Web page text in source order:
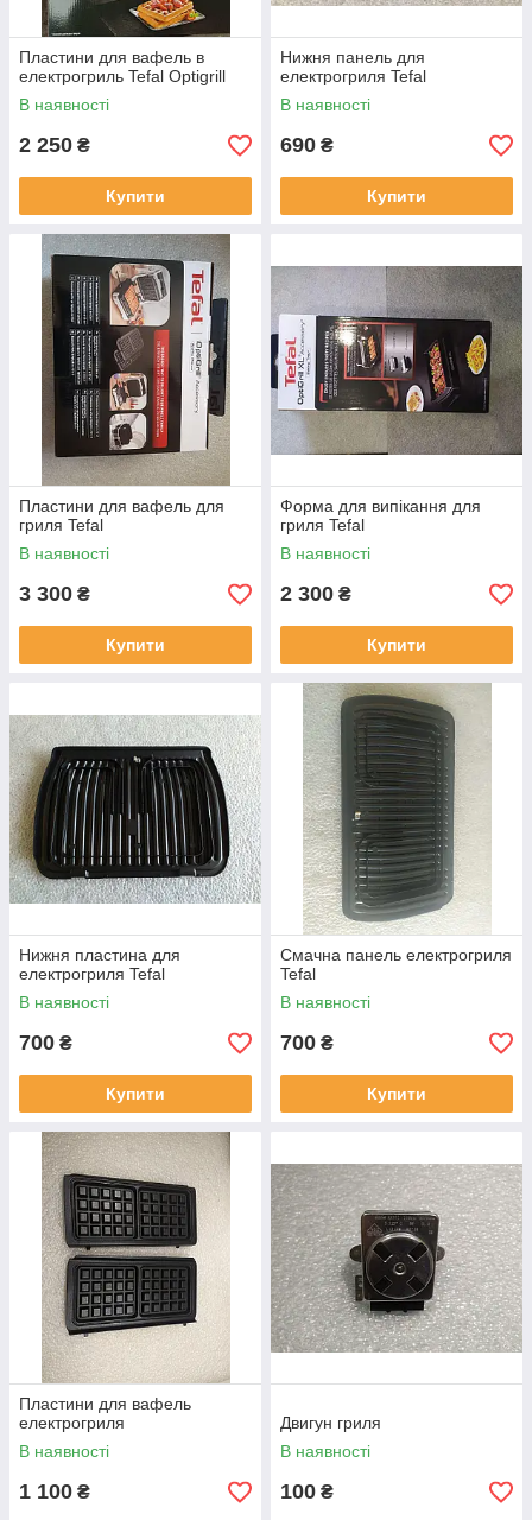
Пластини для вафель в
електрогриль Tefal Optigrill
В наявності
2 250 ₴
Купити
Нижня панель для
електрогриля Tefal
В наявності
690 ₴
Купити
Пластини для вафель для
гриля Tefal
В наявності
3 300 ₴
Купити
Форма для випікання для
гриля Tefal
В наявності
2 300 ₴
Купити
Нижня пластина для
електрогриля Tefal
В наявності
700 ₴
Купити
Смачна панель електрогриля
Tefal
В наявності
700 ₴
Купити
Пластини для вафель
електрогриля
В наявності
1 100 ₴
Двигун гриля
В наявності
100 ₴